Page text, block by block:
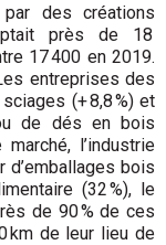
des créations
près de 18
17 400 en 2019.
entreprises des
(+ 8,8 %) et
de dés en bois
l’industrie
d’emballages bois
(32 %), le
de 90 % de ces
km de leur lieu de